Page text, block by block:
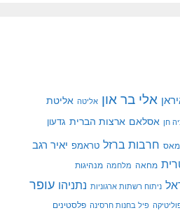
אלי בר און אליטה אליטת
חן אסלאם ארצות הברית גדעון
חרבות ברזל טראמפ יאיר רגב
מחאה מלחמה מנהיגות
ניתוח רשתות ארגוניות נתניהו עופר
פיל בחנות חרסינה פלסטינים